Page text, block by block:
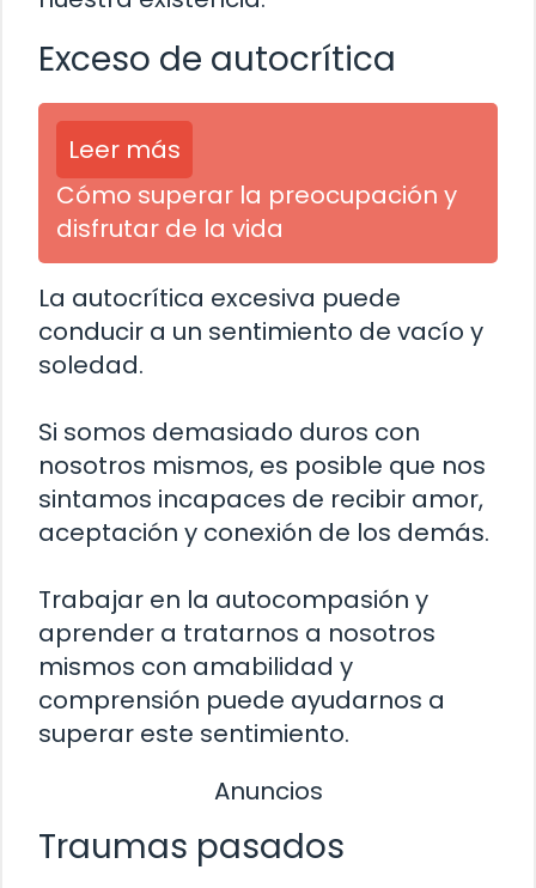
Exceso de autocrítica
Leer más
Cómo superar la preocupación y
disfrutar de la vida
La autocrítica excesiva puede
conducir a un sentimiento de vacío y
soledad.
Si somos demasiado duros con
nosotros mismos, es posible que nos
sintamos incapaces de recibir amor,
aceptación y conexión de los demás.
Trabajar en la autocompasión y
aprender a tratarnos a nosotros
mismos con amabilidad y
comprensión puede ayudarnos a
superar este sentimiento.
Anuncios
Traumas pasados